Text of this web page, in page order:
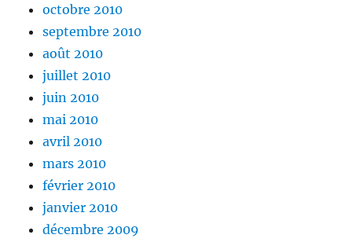
octobre 2010
septembre 2010
août 2010
juillet 2010
juin 2010
mai 2010
avril 2010
mars 2010
février 2010
janvier 2010
décembre 2009